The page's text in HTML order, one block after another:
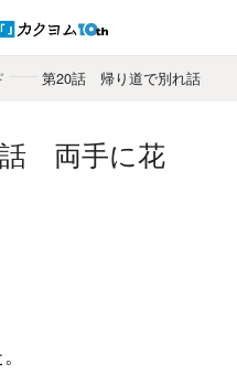
第20話 帰り道で別れ話
両手に花